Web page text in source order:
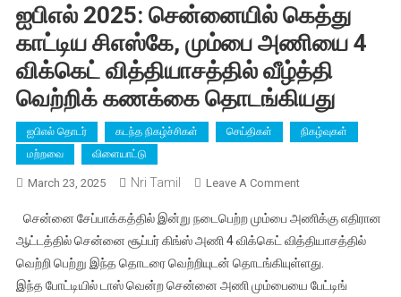
ஐபிஎல் 2025: சென்னையில் கெத்து
காட்டிய சிஎஸ்கே, மும்பை அணியை 4
விக்கெட் வித்தியாசத்தில் வீழ்த்தி
வெற்றிக் கணக்கை தொடங்கியது
ஐபிஎல் தொடர் கடந்த நிகழ்ச்சிகள் செய்திகள்
நிகழ்வுகள்
மற்றவை
விளையாட்டு
March 23, 2025 Nri Tamil Leave A CommentOn
2025:
சென்னையில்
கெத்து
காட்டிய
சென்னை சேப்பாக்கத்தில் இன்று நடைபெற்ற மும்பை அணிக்கு எதிரான
ஆட்டத்தில் சென்னை சூப்பர் கிங்ஸ் அணி 4 விக்கெட் வித்தியாசத்தில்
வெற்றி பெற்று இந்த தொடரை வெற்றியுடன் தொடங்கியுள்ளது.
இந்த போட்டியில் டாஸ் வென்ற சென்னை அணி மும்பையை பேட்டிங்